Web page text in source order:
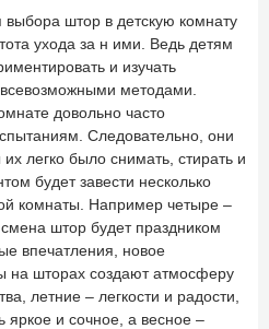
штор в детскую комнату
ухода за н ими. Ведь детям
и изучать
методами.
довольно часто
Следовательно, они
легко было снимать, стирать и
будет завести несколько
комнаты. Например четыре –
штор будет праздником
впечатления, новое
на шторах создают атмосферу
летние – легкости и радости,
яркое и сочное, а весное –